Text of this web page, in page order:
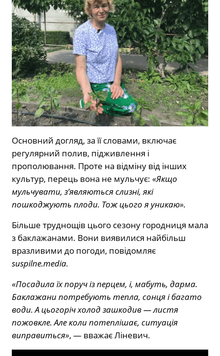
Основний догляд, за її словами, включає
регулярний полив, підживлення і
прополювання. Проте на відміну від інших
культур, перець вона не мульчує: «Якщо
мульчувати, з’являються слизні, які
пошкоджують плоди. Тож цього я уникаю».
Більше труднощів цього сезону городниця мала
з баклажанами. Вони виявилися найбільш
вразливими до погоди, повідомляє
suspilne.media.
«Посадила їх поруч із перцем, і, мабуть, дарма.
Баклажани потребують тепла, сонця і багато
води. А цьогоріч холод зашкодив — листя
пожовкле. Але коли потеплішає, ситуація
виправиться», — вважає Ліневич.